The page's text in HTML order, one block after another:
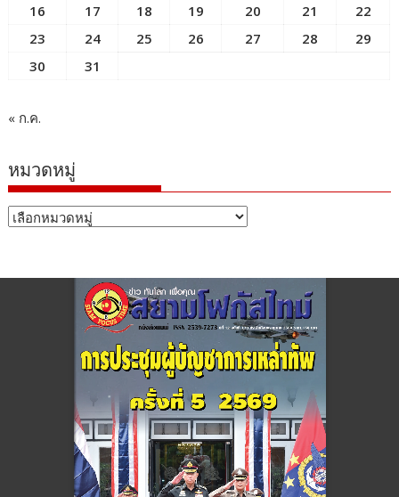
16
17 18 19 20 21
22
23
24 25 26 27 28
29
30
31
« ก.ค.
หมวดหมู่
หมวด